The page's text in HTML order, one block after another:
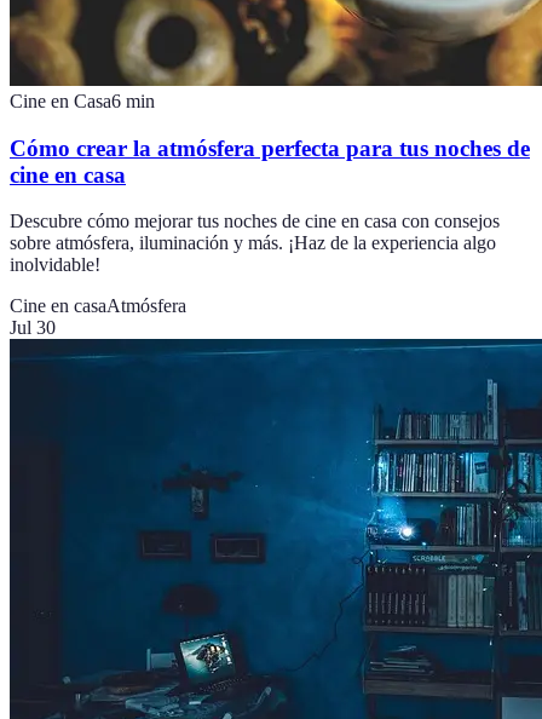
Cine en Casa6 min
Cómo crear la atmósfera perfecta para tus noches de
cine en casa
Descubre cómo mejorar tus noches de cine en casa con consejos
sobre atmósfera, iluminación y más. ¡Haz de la experiencia algo
inolvidable!
Cine en casaAtmósfera
Jul 30